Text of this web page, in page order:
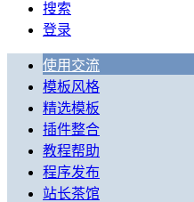
搜索
登录
使用交流
模板风格
精选模板
插件整合
教程帮助
程序发布
站长茶馆